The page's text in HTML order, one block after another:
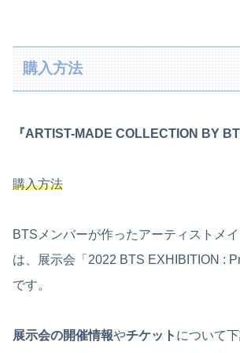
購入方法
『ARTIST-MADE COLLECTION BY
購入方法
BTSメンバーが作ったアーティストメ
は、展示会「2022 BTS EXHIBITION :
です。
展示会の開催情報やチケット について